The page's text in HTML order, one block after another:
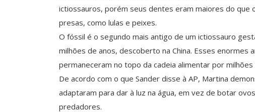
ictiossauros, porém seus dentes eram maiores do que
presas, como lulas e peixes.
O fóssil é o segundo mais antigo de um ictiossauro
milhões de anos, descoberto na China. Esses
permaneceram no topo da cadeia alimentar por milhões
De acordo com o que Sander disse à AP, Martina
adaptaram para dar à luz na água, em vez de botar
predadores.